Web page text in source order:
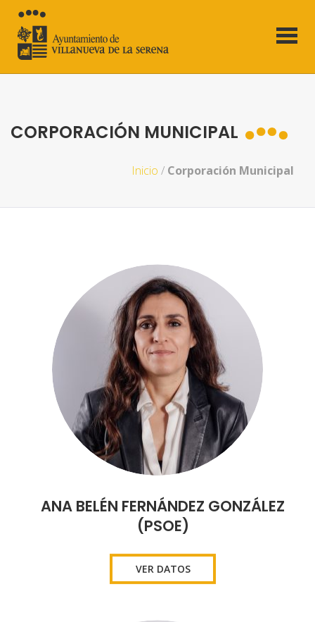
CORPORACIÓN MUNICIPAL
Inicio / Corporación Municipal
ANA BELÉN FERNÁNDEZ GONZÁLEZ
(PSOE)
VER DATOS